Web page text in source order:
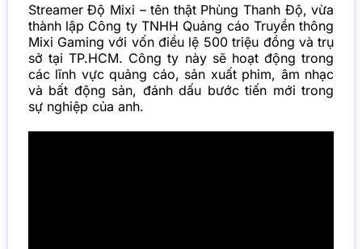
Streamer Độ Mixi – tên thật Phùng Thanh Độ, vừa
thành lập Công ty TNHH Quảng cáo Truyền thông
Mixi Gaming với vốn điều lệ 500 triệu đồng và trụ
sở tại TP.HCM. Công ty này sẽ hoạt động trong
các lĩnh vựcquảng cáo, sản xuất phim, âm nhạc
và bất động sản, đánh dấu bước tiến mới trong
sự nghiệp của anh.